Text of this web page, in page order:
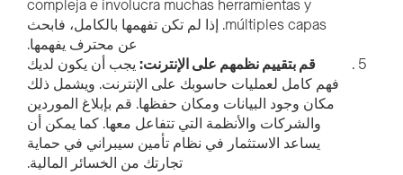
compleja e involucra muchas herramientas y
múltiples capas. إذا لم تكن تفهمها بالكامل، فابحث
عن محترف يفهمها.
قم بتقييم نظمهم على الإنترنت:يجب أن يكون لديك
فهم كامل لعمليات حاسوبك على الإنترنت. ويشمل ذلك
مكان وجود البيانات ومكان حفظها. قم بإبلاغ الموردين
والشركات والأنظمة التي تتفاعل معها. كما يمكن أن
يساعد الاستثمار في نظام تأمين سيبراني في حماية
تجارتك من الخسائر المالية.